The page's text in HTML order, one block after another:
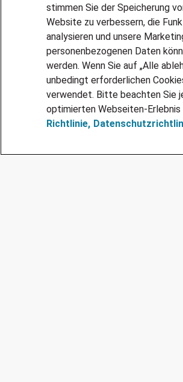
stimmen Sie der Speicherung
Website zu verbessern, die
analysieren und unsere
personenbezogenen Daten
werden. Wenn Sie auf „Alle
unbedingt erforderlichen
verwendet. Bitte beachten Sie
optimierten Webseiten-
Richtlinie,